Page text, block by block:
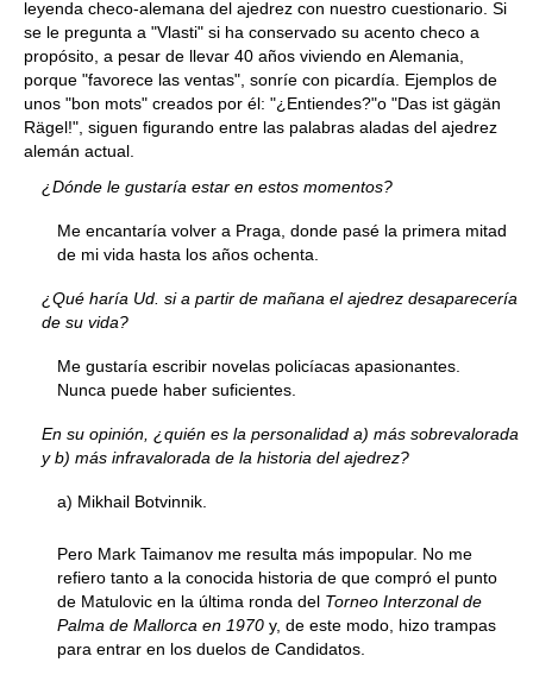
leyenda checo-alemana del ajedrez con nuestro cuestionario. Si
se le pregunta a "Vlasti" si ha conservado su acento checo a
propósito, a pesar de llevar 40 años viviendo en Alemania,
porque "favorece las ventas", sonríe con picardía. Ejemplos de
unos "bon mots" creados por él: "¿Entiendes?"o "Das ist gägän
Rägel!", siguen figurando entre las palabras aladas del ajedrez
alemán actual.
¿Dónde le gustaría estar en estos momentos?
Me encantaría volver a Praga, donde pasé la primera mitad
de mi vida hasta los años ochenta.
¿Qué haría Ud. si a partir de mañana el ajedrez desaparecería
de su vida?
Me gustaría escribir novelas policíacas apasionantes.
Nunca puede haber suficientes.
En su opinión, ¿quién es la personalidad a) más sobrevalorada
y b) más infravalorada de la historia del ajedrez?
a) Mikhail Botvinnik.
Pero Mark Taimanov me resulta más impopular. No me
refiero tanto a la conocida historia de que compró el punto
de Matulovic en la última ronda del Torneo Interzonal de
Palma de Mallorca en 1970 y, de este modo, hizo trampas
para entrar en los duelos de Candidatos.